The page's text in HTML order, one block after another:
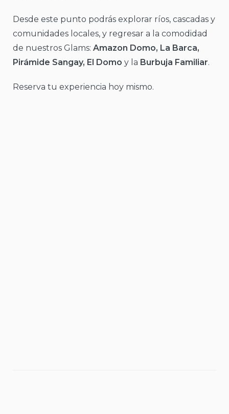
Desde este punto podrás explorar ríos, cascadas y
comunidades locales, y regresar a la comodidad
de nuestros Glams: Amazon Domo, La Barca,
Pirámide Sangay, El Domo y la Burbuja Familiar.
Reserva tu experiencia hoy mismo.